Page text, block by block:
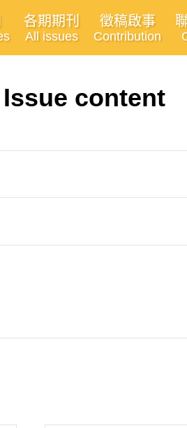
各期期刊
All issues
徵稿啟事
Contribution
Issue content